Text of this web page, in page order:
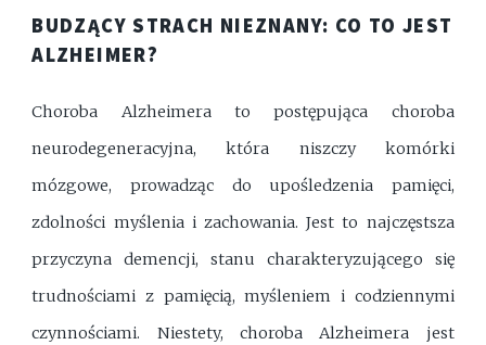
BUDZĄCY STRACH NIEZNANY: CO TO JEST
ALZHEIMER?
Choroba Alzheimera to postępująca choroba
neurodegeneracyjna, która niszczy komórki
mózgowe, prowadząc do upośledzenia pamięci,
zdolności myślenia i zachowania. Jest to najczęstsza
przyczyna demencji, stanu charakteryzującego się
trudnościami z pamięcią, myśleniem i codziennymi
czynnościami. Niestety, choroba Alzheimera jest